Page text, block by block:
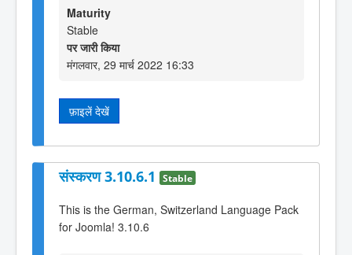
Maturity
Stable
पर जारी किया
मंगलवार, 29 मार्च 2022 16:33
फ़ाइलें देखें
संस्करण 3.10.6.1 Stable
This is the German, Switzerland Language Pack
for Joomla! 3.10.6